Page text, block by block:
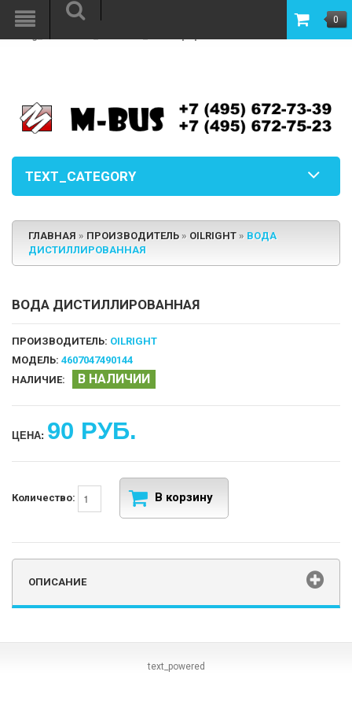
: file_put_contents(/www/mbus/image.php): failed to open stream:
Permission denied in
/www/mbus/vqmod/vqcache/vq2-
0
TEXT_CATEGORY
ГЛАВНАЯ » ПРОИЗВОДИТЕЛЬ » OILRIGHT » ВОДА
ДИСТИЛЛИРОВАННАЯ
ВОДА ДИСТИЛЛИРОВАННАЯ
ПРОИЗВОДИТЕЛЬ: OILRIGHT
МОДЕЛЬ: 4607047490144
НАЛИЧИЕ:
В НАЛИЧИИ
ЦЕНА: 90 РУБ.
Количество: В корзину
ОПИСАНИЕ
text_powered